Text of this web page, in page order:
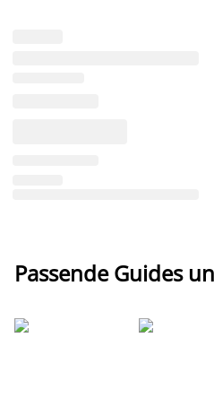
Passende Guides